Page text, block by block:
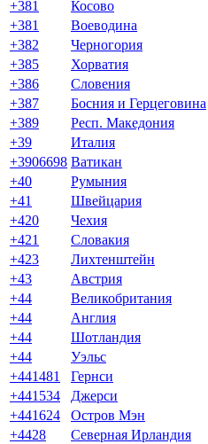
+381
Косово
+381
Воеводина
+382
Черногория
+385
Хорватия
+386
Словения
+387
Босния и Герцеговина
+389
Респ. Македония
+39
Италия
+3906698 Ватикан
+40
Румыния
+41
Швейцария
+420
Чехия
+421
Словакия
+423
Лихтенштейн
+43
Австрия
+44
Великобритания
+44
Англия
+44
Шотландия
+44
Уэльс
+441481
Гернси
+441534
Джерси
+441624
Остров Мэн
+4428
Северная Ирландия